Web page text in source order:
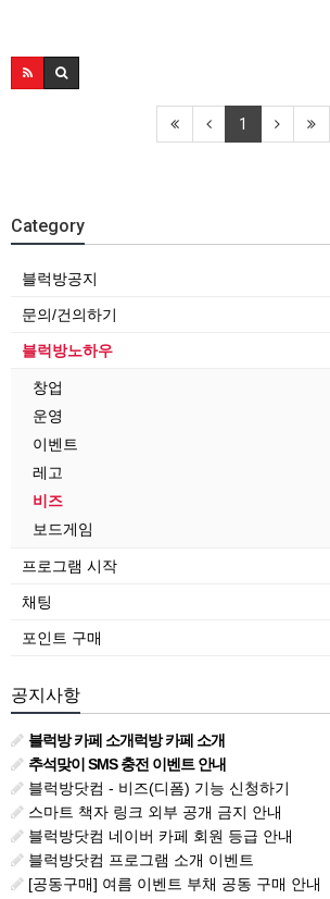
1
Category
블럭방공지
문의/건의하기
블럭방노하우
창업
운영
이벤트
레고
비즈
보드게임
프로그램 시작
채팅
포인트 구매
공지사항
블럭방 카페 소개럭방 카페 소개
추석맞이 SMS 충전 이벤트 안내
블럭방닷컴 - 비즈(디폼) 기능 신청하기
스마트 책자 링크 외부 공개 금지 안내
블럭방닷컴 네이버 카페 회원 등급 안내
블럭방닷컴 프로그램 소개 이벤트
[공동구매] 여름 이벤트 부채 공동 구매 안내